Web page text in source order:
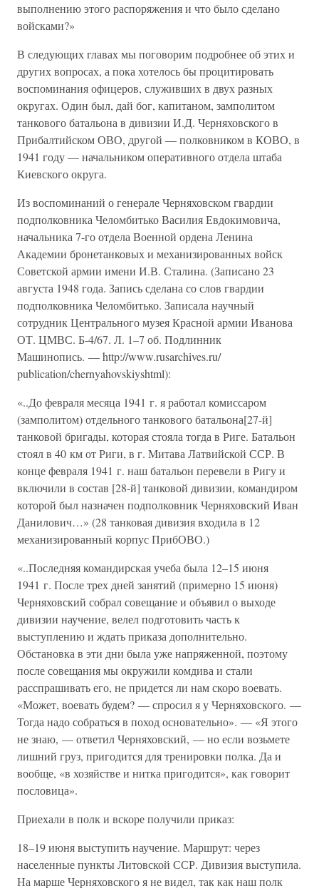
выполнению этого распоряжения и что было сделано
войсками?»
В следующих главах мы поговорим подробнее об этих и
других вопросах, а пока хотелось бы процитировать
воспоминания офицеров, служивших в двух разных
округах. Один был, дай бог, капитаном, замполитом
танкового батальона в дивизии И.Д. Черняховского в
Прибалтийском ОВО, другой — полковником в КОВО, в
1941 году — начальником оперативного отдела штаба
Киевского округа.
Из воспоминаний о генерале Черняховском гвардии
подполковника Челомбитько Василия Евдокимовича,
начальника 7-го отдела Военной ордена Ленина
Академии бронетанковых и механизированных войск
Советской армии имени И.В. Сталина. (Записано 23
августа 1948 года. Запись сделана со слов гвардии
подполковника Челомбитько. Записала научный
сотрудник Центрального музея Красной армии Иванова
ОТ. ЦМВС. Б-4/67. Л. 1–7 об. Подлинник
Машинопись. — http://www.rusarchives.ru/
publication/chernyahovskiyshtml):
«..До февраля месяца 1941 г. я работал комиссаром
(замполитом) отдельного танкового батальона[27-й]
танковой бригады, которая стояла тогда в Риге. Батальон
стоял в 40 км от Риги, в г. Митава Латвийской ССР. В
конце февраля 1941 г. наш батальон перевели в Ригу и
включили в состав [28-й] танковой дивизии, командиром
которой был назначен подполковник Черняховский Иван
Данилович…» (28 танковая дивизия входила в 12
механизированный корпус ПрибОВО.)
«..Последняя командирская учеба была 12–15 июня
1941 г. После трех дней занятий (примерно 15 июня)
Черняховский собрал совещание и объявил о выходе
дивизии научение, велел подготовить часть к
выступлению и ждать приказа дополнительно.
Обстановка в эти дни была уже напряженной, поэтому
после совещания мы окружили комдива и стали
расспрашивать его, не придется ли нам скоро воевать.
«Может, воевать будем? — спросил я у Черняховского. —
Тогда надо собраться в поход основательно». — «Я этого
не знаю, — ответил Черняховский, — но если возьмете
лишний груз, пригодится для тренировки полка. Да и
вообще, «в хозяйстве и нитка пригодится», как говорит
пословица».
Приехали в полк и вскоре получили приказ:
18–19 июня выступить научение. Маршрут: через
населенные пункты Литовской ССР. Дивизия выступила.
На марше Черняховского я не видел, так как наш полк